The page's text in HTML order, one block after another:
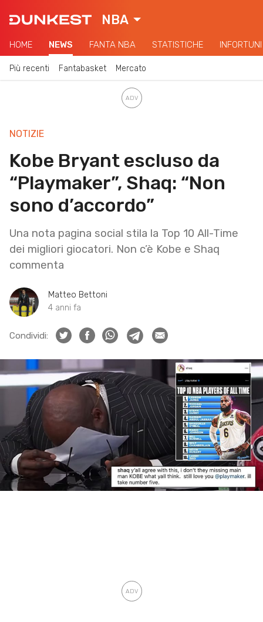
NBA
HOME NEWS FANTA NBA STATISTICHE INFORTUNI
Più recenti Fantabasket Mercato
NOTIZIE
Kobe Bryant escluso da
“Playmaker”, Shaq: “Non
sono d’accordo”
Una nota pagina social stila la Top 10 All-Time
dei migliori giocatori. Non c’è Kobe e Shaq
commenta
Matteo Bettoni
4 anni fa
Condividi: